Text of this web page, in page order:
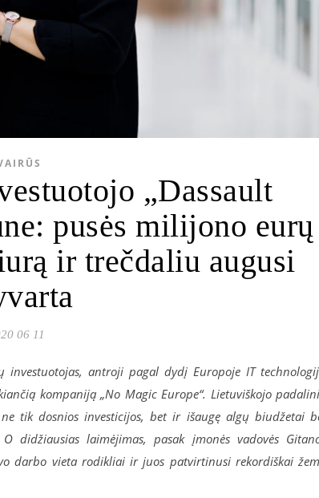
„Dassault
pusės milijono eurų
ir trečdaliu augusi
06 11
antroji pagal dydį Europoje IT
kompaniją „No Magic Europe“. Lietuviškojo
tik dosnios investicijos, bet ir išaugę algų biudžetai
laimėjimas, pasak įmonės vadovės
darbo vieta rodikliai ir juos patvirtinusi rekordiškai